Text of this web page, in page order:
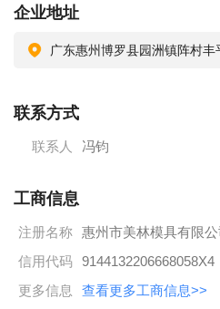
余套。现因生产规模扩大及业务
酬福利待遇如下：
员为综合工资，每月正常工作26
以及适当晚上加班。
类推，5000元封顶，年底享受年
数计算，一年以上享受一个月工
以上享有2个月工资。每月12日准
行帐号。公司具有合理的薪资体系
企业地址
联系方式
联系人 冯钧
工商信息
注册名称 惠州市美林模具有限公
信用代码 9144132206668058X4
更多信息
查看更多工商信息>>